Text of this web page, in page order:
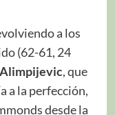
a los
(62-61, 24
Alimpijevic, que
a la perfección,
desde la